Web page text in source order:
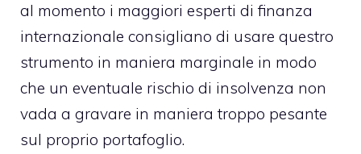
al momento i maggiori esperti di finanza
internazionale consigliano di usare questro
strumento in maniera marginale in modo
che un eventuale rischio di insolvenza non
vada a gravare in maniera troppo pesante
sul proprio portafoglio.